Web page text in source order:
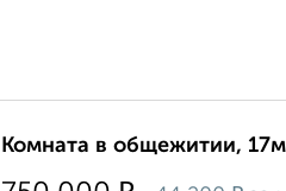
Комната в общежитии,